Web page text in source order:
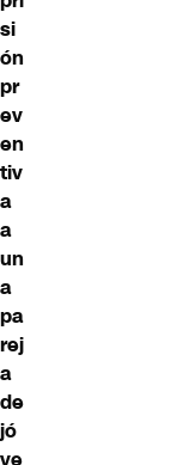
si
ón
pr
ev
en
tiv
a
a
un
a
pa
rej
a
de
jó
ve